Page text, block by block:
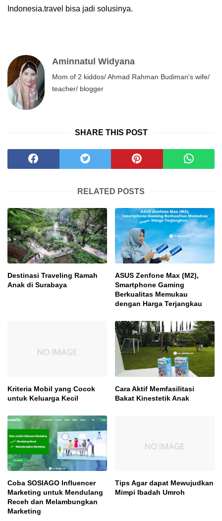
Indonesia.travel bisa jadi solusinya.
Aminnatul Widyana
Mom of 2 kiddos/ Ahmad Rahman Budiman's wife/
teacher/ blogger
SHARE THIS POST
RELATED POSTS
Destinasi Traveling Ramah
Anak di Surabaya
ASUS Zenfone Max (M2),
Smartphone Gaming
Berkualitas Memukau
dengan Harga Terjangkau
Kriteria Mobil yang Cocok
untuk Keluarga Kecil
Cara Aktif Memfasilitasi
Bakat Kinestetik Anak
Coba SOSIAGO Influencer
Marketing untuk Mendulang
Receh dan Melambungkan
Marketing
Tips Agar dapat Mewujudkan
Mimpi Ibadah Umroh